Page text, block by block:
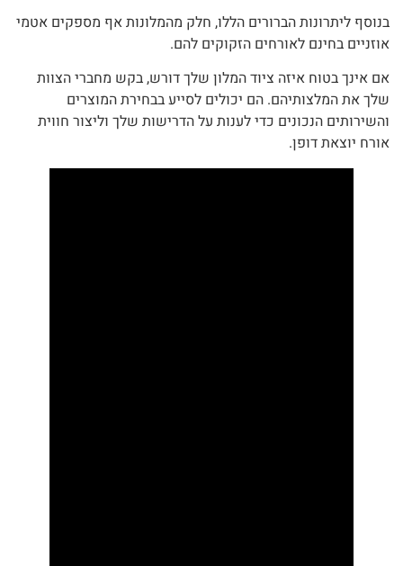
בנוסף ליתרונות הברורים הללו, חלק מהמלונות אף מספקים אטמי
אוזניים בחינם לאורחים הזקוקים להם.
אם אינך בטוח איזה ציוד המלון שלך דורש, בקש מחברי הצוות
שלך את המלצותיהם. הם יכולים לסייע בבחירת המוצרים
והשירותים הנכונים כדי לענות על הדרישות שלך וליצור חווית
אורח יוצאת דופן.